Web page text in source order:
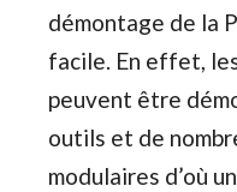
démontage de la
facile. En effet,
peuvent être
outils et de
modulaires d’où